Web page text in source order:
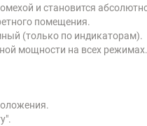
и становится
помещения.
(только по индикаторам).
мощности на всех режимах.